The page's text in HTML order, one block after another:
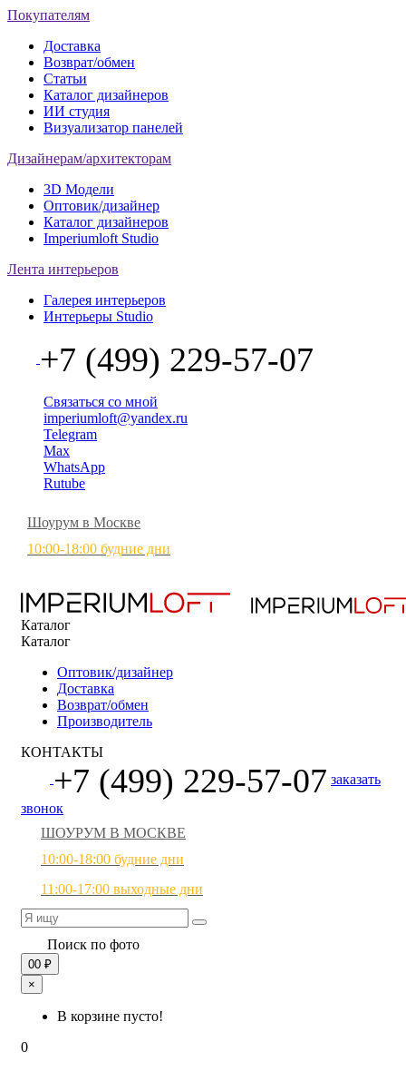
Покупателям
Доставка
Возврат/обмен
Статьи
Каталог дизайнеров
ИИ студия
Визуализатор панелей
Дизайнерам/архитекторам
3D Модели
Оптовик/дизайнер
Каталог дизайнеров
Imperiumloft Studio
Лента интерьеров
Галерея интерьеров
Интерьеры Studio
+7 (499) 229-57-07
Связаться со мной
imperiumloft@yandex.ru
Telegram
Max
WhatsApp
Rutube
Шоурум в Москве
10:00-18:00 будние дни
Каталог
Каталог
Оптовик/дизайнер
Доставка
Возврат/обмен
Производитель
КОНТАКТЫ
+7 (499) 229-57-07 заказать
звонок
ШОУРУМ В МОСКВЕ
10:00-18:00 будние дни
11:00-17:00 выходные дни
Поиск по фото
00 ₽
×
В корзине пусто!
0